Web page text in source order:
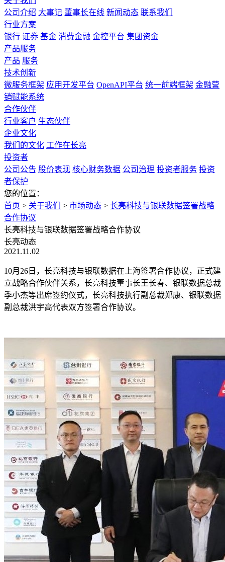
公司介绍 大事记 董事长在线 新闻动态 联系我们
行业方案
银行 证券 基金 消费金融 金控平台 集团资金
产品服务
产品 服务
技术创新
微服务框架 应用开发平台 OpenAPI平台 统一前端框架 金融营
销赋能系统
合作伙伴
行业客户 生态伙伴
企业文化
我们的文化 工作在长亮
投资者
公司公告 股价表现 核心财务数据 公司治理 投资者服务 投资
者保护
您的位置：
首页 > 关于我们 > 市场动态 > 长亮科技与银联数据签署战略
合作协议
长亮科技与银联数据签署战略合作协议
长亮动态
2021.11.02
10月26日，长亮科技与银联数据在上海签署合作协议，正式建
立战略合作伙伴关系，长亮科技董事长王长春、银联数据总裁
季小杰等出席签约仪式，长亮科技执行副总裁郑康、银联数据
副总裁洪宇高代表双方签署合作协议。